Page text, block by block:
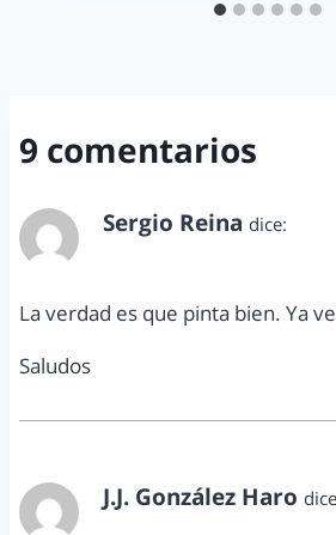
9 comentarios
Sergio Reina dice:
La verdad es que pinta bien. Ya
Saludos
J.J. González Haro